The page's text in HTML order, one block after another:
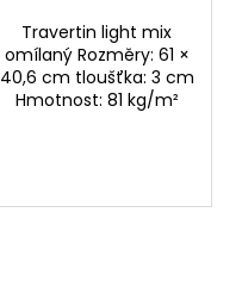
Travertin light mix
omílaný Rozměry: 61 ×
40,6 cm tloušťka: 3 cm
Hmotnost: 81 kg/m²